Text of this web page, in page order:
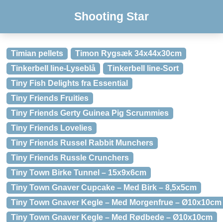
Shooting Star
Timian pellets
Timon Rygsæk 34x44x30cm
Tinkerbell line-Lyseblå
Tinkerbell line-Sort
Tiny Fish Delights fra Essential
Tiny Friends Fruities
Tiny Friends Gerty Guinea Pig Scrummies
Tiny Friends Lovelies
Tiny Friends Russel Rabbit Munchers
Tiny Friends Russle Crunchers
Tiny Town Birke Tunnel – 15x9x6cm
Tiny Town Gnaver Cupcake – Med Birk – 8,5x5cm
Tiny Town Gnaver Kegle – Med Morgenfrue – Ø10x10cm
Tiny Town Gnaver Kegle – Med Rødbede – Ø10x10cm